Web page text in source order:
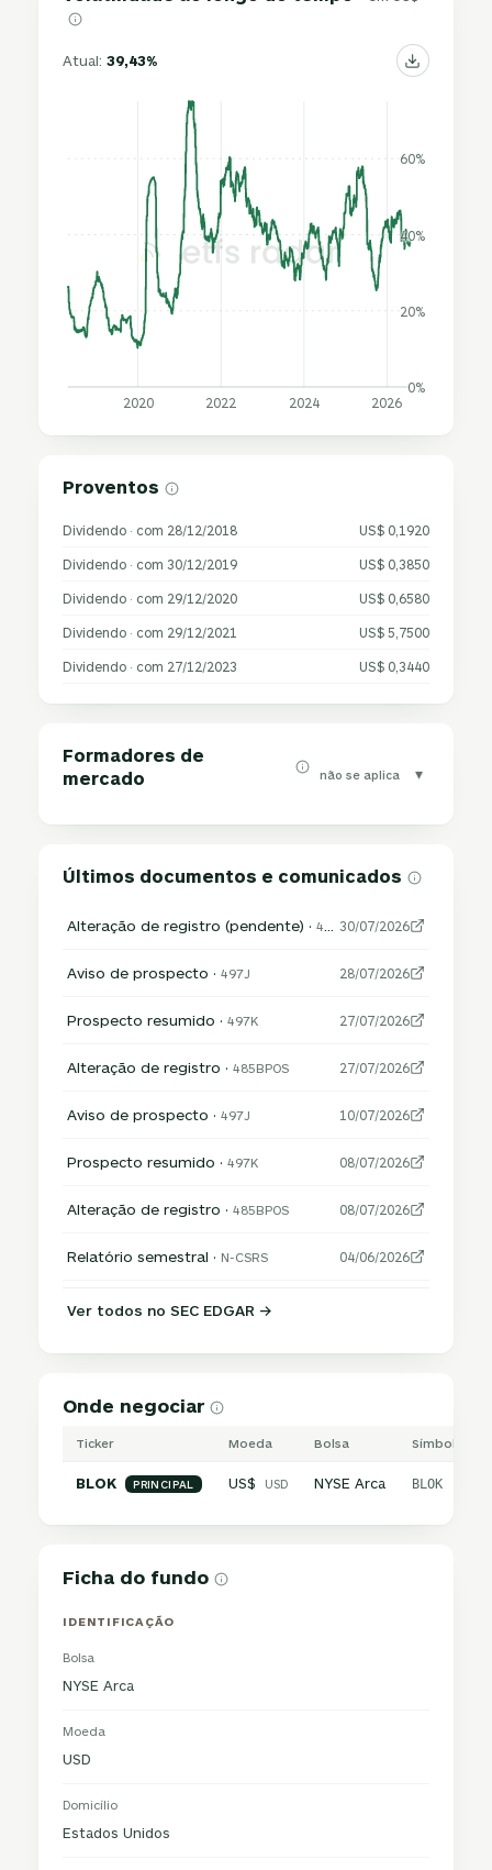
Atual:39,43%
0%
20%
40%
60%
2020 2022 2024 2026
Proventos
Dividendo · com 28/12/2018 US$ 0,1920
Dividendo · com 30/12/2019 US$ 0,3850
Dividendo · com 29/12/2020 US$ 0,6580
Dividendo · com 29/12/2021 US$ 5,7500
Dividendo · com 27/12/2023 US$ 0,3440
Formadores de
mercado
não se aplica ▾
Últimos documentos e comunicados
Alteração de registro (pendente) ·485APOS 30/07/2026
Aviso de prospecto ·497J 28/07/2026
Prospecto resumido ·497K 27/07/2026
Alteração de registro ·485BPOS 27/07/2026
Aviso de prospecto ·497J 10/07/2026
Prospecto resumido ·497K 08/07/2026
Alteração de registro ·485BPOS 08/07/2026
Relatório semestral · N-CSRS 04/06/2026
Ver todos no SEC EDGAR →
Onde negociar
Ticker Moeda Bolsa Símbolo
BLOK PRINCIPAL US$ USD NYSE Arca BLOK
Ficha do fundo
IDENTIFICAÇÃO
Bolsa
NYSE Arca
Moeda
USD
Domicílio
Estados Unidos